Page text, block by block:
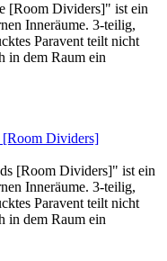
[Room Dividers]" ist ein
Inneräume. 3-teilig,
Paravent teilt nicht
in dem Raum ein
[Room Dividers]
[Room Dividers]" ist ein
Inneräume. 3-teilig,
Paravent teilt nicht
in dem Raum ein